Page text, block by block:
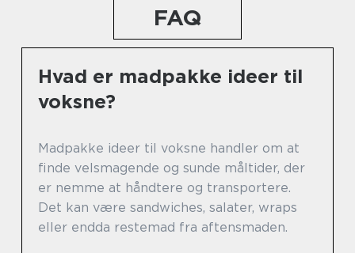
FAQ
Hvad er madpakke ideer til
voksne?
Madpakke ideer til voksne handler om at
finde velsmagende og sunde måltider, der
er nemme at håndtere og transportere.
Det kan være sandwiches, salater, wraps
eller endda restemad fra aftensmaden.